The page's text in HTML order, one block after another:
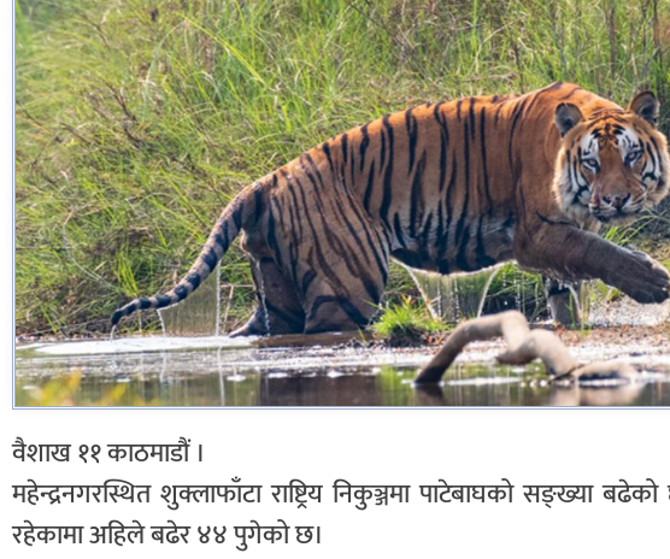
वैशाख ११ काठमाडौं ।
महेन्द्रनगरस्थित शुक्लाफाँटा राष्ट्रिय निकुञ्जमा पाटेबाघको सङ्ख्या
रहेकामा अहिले बढेर ४४ पुगेको छ।